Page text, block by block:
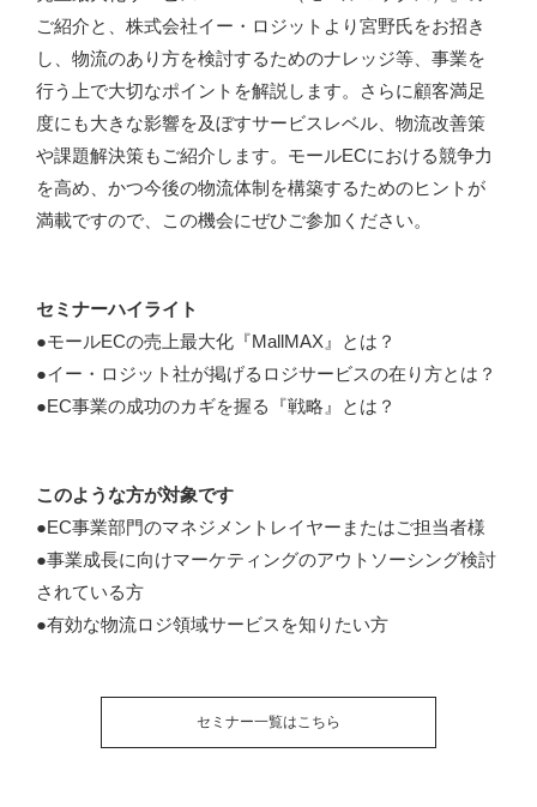
ご紹介と、株式会社イー・ロジットより宮野氏をお招き
し、物流のあり方を検討するためのナレッジ等、事業を
行う上で大切なポイントを解説します。さらに顧客満足
度にも大きな影響を及ぼすサービスレベル、物流改善策
や課題解決策もご紹介します。モールECにおける競争力
を高め、かつ今後の物流体制を構築するためのヒントが
満載ですので、この機会にぜひご参加ください。
セミナーハイライト
●モールECの売上最大化『MallMAX』とは？
●イー・ロジット社が掲げるロジサービスの在り方とは？
●EC事業の成功のカギを握る『戦略』とは？
このような方が対象です
●EC事業部門のマネジメントレイヤーまたはご担当者様
●事業成長に向けマーケティングのアウトソーシング検討
されている方
●有効な物流ロジ領域サービスを知りたい方
セミナー一覧はこちら